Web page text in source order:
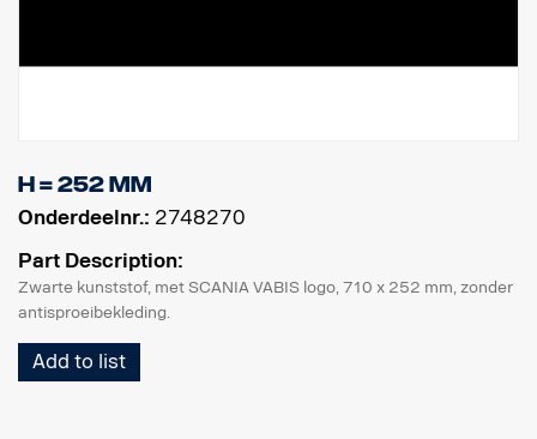
H = 252 mm
Onderdeelnr.: 2748270
Part Description:
Zwarte kunststof, met SCANIA VABIS logo, 710 x 252 mm, zonder
antisproeibekleding.
Add to list